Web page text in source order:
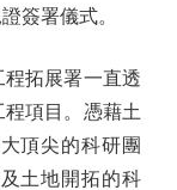
簽署儀式。
拓展署一直透
項目。憑藉土
頂尖的科研團
土地開拓的科